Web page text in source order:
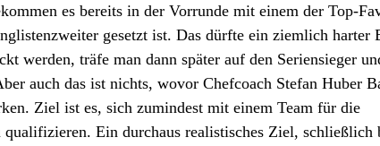
es bereits in der Vorrunde mit einem der Top-
gesetzt ist. Das dürfte ein ziemlich harter
werden, träfe man dann später auf den Seriensieger
auch das ist nichts, wovor Chefcoach Stefan Huber
Ziel ist es, sich zumindest mit einem Team für die
qualifizieren. Ein durchaus realistisches Ziel, schließlich